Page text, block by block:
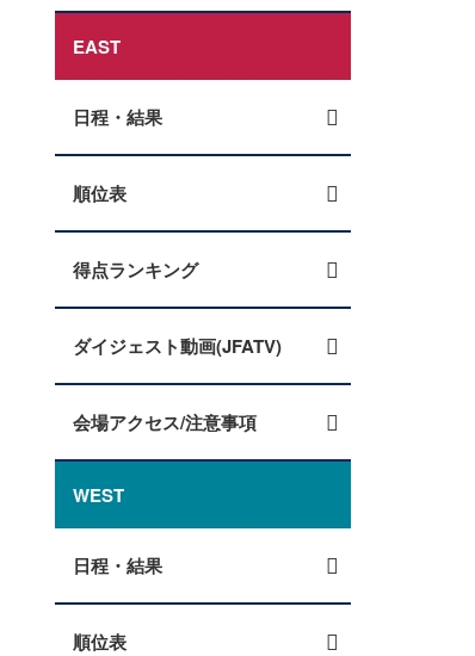
EAST
日程・結果
順位表
得点ランキング
ダイジェスト動画(JFATV)
会場アクセス/注意事項
WEST
日程・結果
順位表